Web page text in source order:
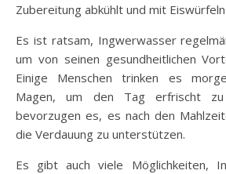
Zubereitung abkühlt und mit
Es ist ratsam, Ingwerwasser
um von seinen gesundheitlichen
Einige Menschen trinken es
Magen, um den Tag erfrischt zu
bevorzugen es, es nach den
die Verdauung zu unterstützen.
Es gibt auch viele Möglichkeiten,